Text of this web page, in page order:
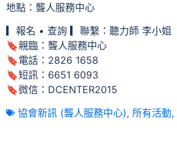
地點：聾人服務中心
▎報名 • 查詢 ▎聯繫：聽力師 李小姐
🔖親臨：聾人服務中心
🔖電話：2826 1658
🔖短訊：6651 6093
🔖微信：DCENTER2015
協會新訊 (聾人服務中心), 所有活動,